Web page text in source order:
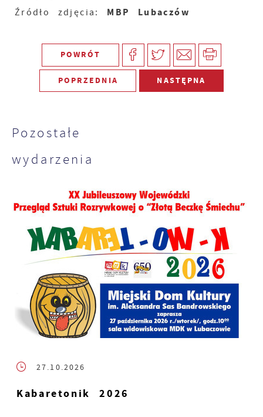
Źródło zdjęcia: MBP Lubaczów
POWRÓT
POPRZEDNIA NASTĘPNA
Pozostałe
wydarzenia
27.10.2026
Kabaretonik 2026